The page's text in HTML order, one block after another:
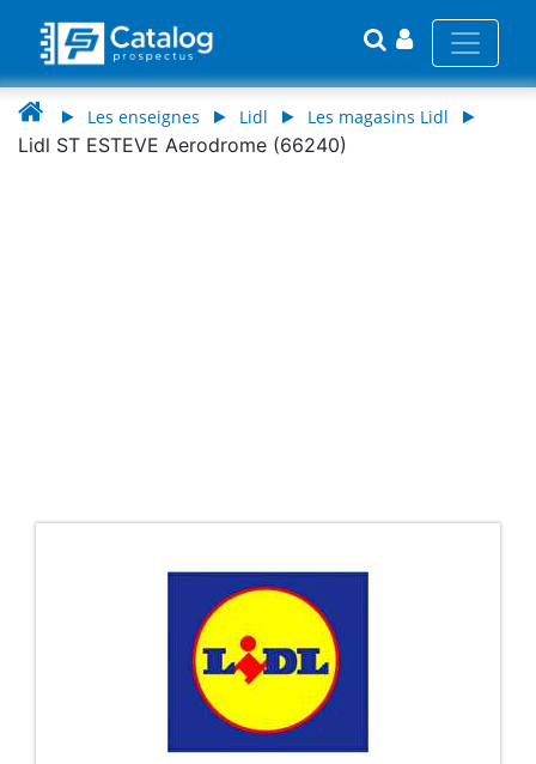
Les enseignes Lidl Les magasins Lidl
Lidl ST ESTEVE Aerodrome (66240)